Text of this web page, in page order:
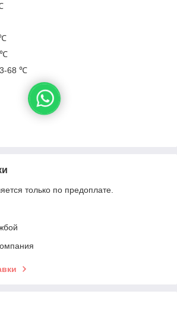
℃
68 ℃
только по предоплате.